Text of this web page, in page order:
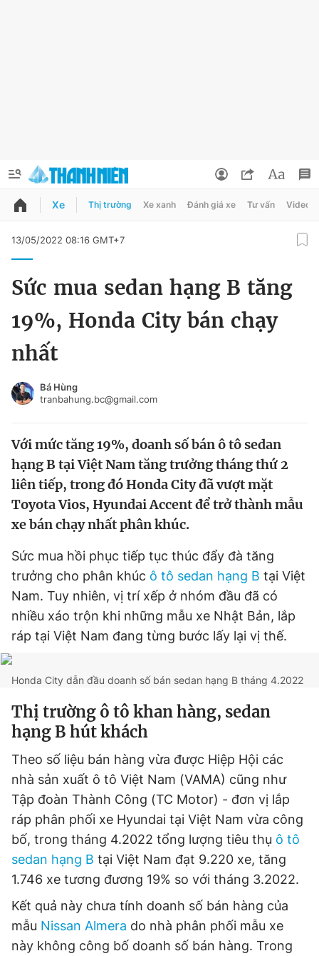
QUẢNG CÁO
Chuyên mục khác
Video Magazine
Sản phẩm khác
Thông tin tòa soạn Liên hệ quảng cáo
Đọc Thanh Niên trên điện thoại
Theo dõi báo trên
Hotline
0906 645 777
Liên hệ quảng cáo
0908 780 404
Đặt báo RSS Tòa soạn Chính sách bảo
Tổng biên tập: Nguyễn Ngọc Toàn
Phó tổng biên tập thường trực: Hải Thành
Phó tổng biên tập: Lâm Hiếu Dũng
Tổng thư ký tòa soạn: Đức Trung
Đổi mật khẩu
Tin đã lưu
Tin đã xem
Đăng xuất
Xe Thị trường Xe xanh Đánh giá xe Tư vấn Video
13/05/2022 08:16 GMT+7
Sức mua sedan hạng B tăng
19%, Honda City bán chạy
nhất
Bá Hùng
tranbahung.bc@gmail.com
Với mức tăng 19%, doanh số bán ô tô sedan
hạng B tại Việt Nam tăng trưởng tháng thứ 2
liên tiếp, trong đó Honda City đã vượt mặt
Toyota Vios, Hyundai Accent để trở thành mẫu
xe bán chạy nhất phân khúc.
Sức mua hồi phục tiếp tục thúc đẩy đà tăng
trưởng cho phân khúc ô tô sedan hạng B tại Việt
Nam. Tuy nhiên, vị trí xếp ở nhóm đầu đã có
nhiều xáo trộn khi những mẫu xe Nhật Bản, lắp
ráp tại Việt Nam đang từng bước lấy lại vị thế.
Honda City dẫn đầu doanh số bán sedan hạng B tháng 4.2022
Thị trường ô tô khan hàng, sedan
hạng B hút khách
Theo số liệu bán hàng vừa được Hiệp Hội các
nhà sản xuất ô tô Việt Nam (VAMA) cũng như
Tập đoàn Thành Công (TC Motor) - đơn vị lắp
ráp phân phối xe Hyundai tại Việt Nam vừa công
bố, trong tháng 4.2022 tổng lượng tiêu thụ ô tô
sedan hạng B tại Việt Nam đạt 9.220 xe, tăng
1.746 xe tương đương 19% so với tháng 3.2022.
Kết quả này chưa tính doanh số bán hàng của
mẫu Nissan Almera do nhà phân phối mẫu xe
này không công bố doanh số bán hàng. Trong